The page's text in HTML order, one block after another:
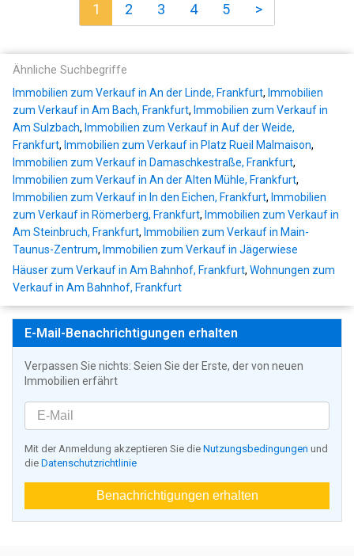
1 2 3 4 5 >
Ähnliche Suchbegriffe
Immobilien zum Verkauf in An der Linde, Frankfurt, Immobilien
zum Verkauf in Am Bach, Frankfurt, Immobilien zum Verkauf in
Am Sulzbach, Immobilien zum Verkauf in Auf der Weide,
Frankfurt, Immobilien zum Verkauf in Platz Rueil Malmaison,
Immobilien zum Verkauf in Damaschkestraße, Frankfurt,
Immobilien zum Verkauf in An der Alten Mühle, Frankfurt,
Immobilien zum Verkauf in In den Eichen, Frankfurt, Immobilien
zum Verkauf in Römerberg, Frankfurt, Immobilien zum Verkauf in
Am Steinbruch, Frankfurt, Immobilien zum Verkauf in Main-
Taunus-Zentrum, Immobilien zum Verkauf in Jägerwiese
Häuser zum Verkauf in Am Bahnhof, Frankfurt, Wohnungen zum
Verkauf in Am Bahnhof, Frankfurt
E-Mail-Benachrichtigungen erhalten
Verpassen Sie nichts: Seien Sie der Erste, der von neuen
Immobilien erfährt
Mit der Anmeldung akzeptieren Sie die Nutzungsbedingungen und
die Datenschutzrichtlinie
Benachrichtigungen erhalten